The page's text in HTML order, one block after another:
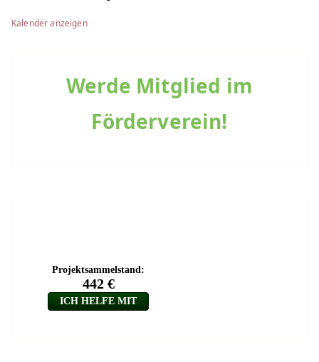
Kalender anzeigen
Werde Mitglied im
Förderverein!